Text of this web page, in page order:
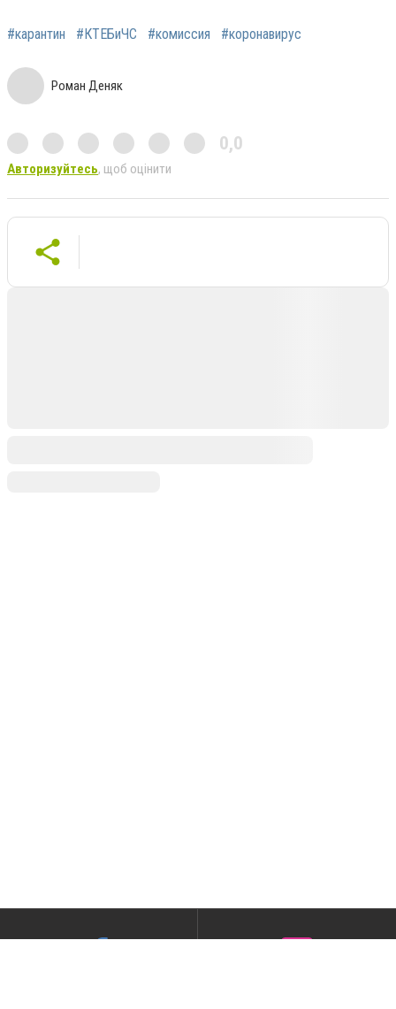
#карантин #КТЕБиЧС #комиссия #коронавирус
Роман Деняк
0,0
Авторизуйтесь, щоб оцінити